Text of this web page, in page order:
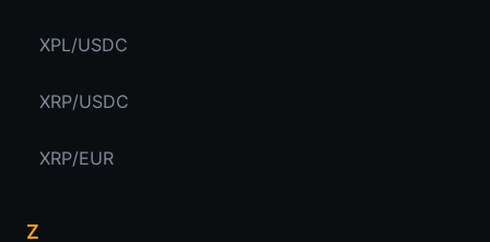
XPL/USDC
XRP/USDC
XRP/EUR
Z